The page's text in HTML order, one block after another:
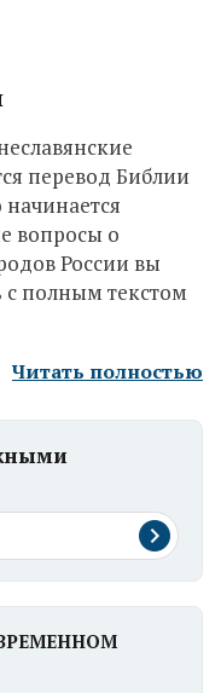
перевод Библии
вопросы о
России вы
с полным текстом
Читать полностью